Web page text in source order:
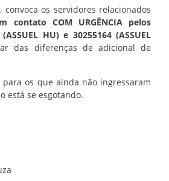
, convoca os servidores relacionados
contato COM URGÊNCIA pelos
HU) e 30255164 (ASSUEL
das diferenças de adicional de
os que ainda não ingressaram
está se esgotando.